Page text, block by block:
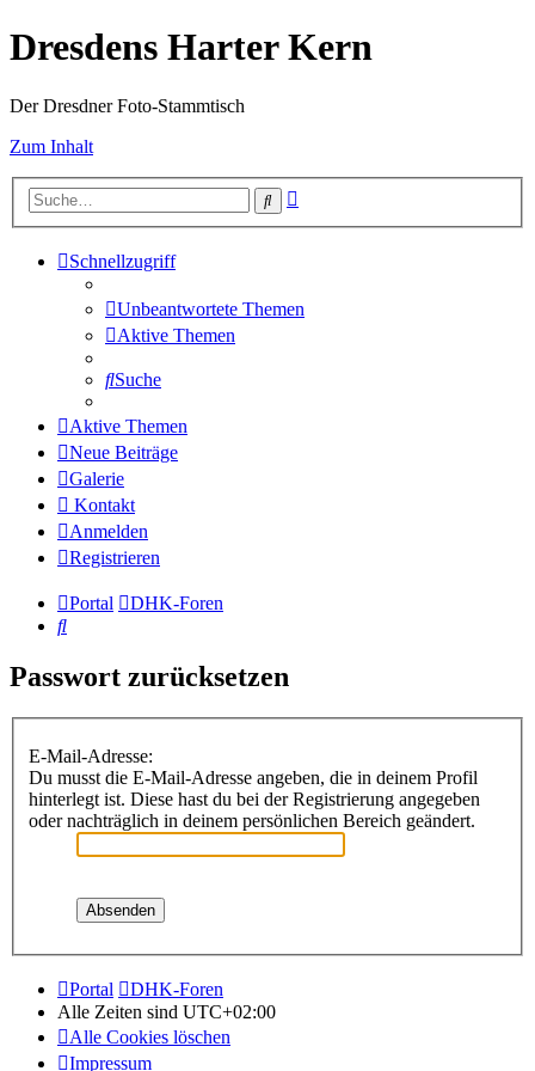
Dresdens Harter Kern
Der Dresdner Foto-Stammtisch
Zum Inhalt
Suche
Schnellzugriff
Unbeantwortete Themen
Aktive Themen
Suche
Aktive Themen
Neue Beiträge
Galerie
Kontakt
Anmelden
Registrieren
Portal
DHK-Foren
Suche
Passwort zurücksetzen
E-Mail-Adresse:
Du musst die E-Mail-Adresse angeben, die in deinem Profil
hinterlegt ist. Diese hast du bei der Registrierung angegeben
oder nachträglich in deinem persönlichen Bereich geändert.
Portal
DHK-Foren
Alle Zeiten sind UTC+02:00
Alle Cookies löschen
Impressum